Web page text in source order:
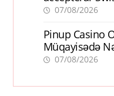
07/08/2026
Pinup Casino
Müqayisədə
07/08/2026